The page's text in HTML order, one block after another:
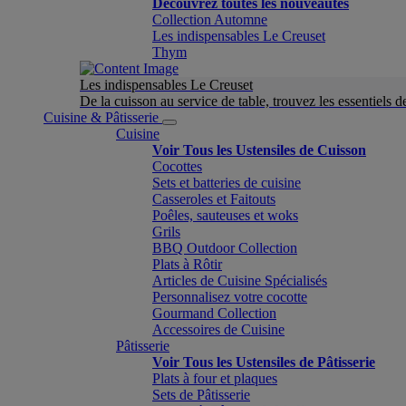
Découvrez toutes les nouveautés
Collection Automne
Les indispensables Le Creuset
Thym
Les indispensables Le Creuset
De la cuisson au service de table, trouvez les essentiels
Cuisine & Pâtisserie
Cuisine
Voir Tous les Ustensiles de Cuisson
Cocottes
Sets et batteries de cuisine
Casseroles et Faitouts
Poêles, sauteuses et woks
Grils
BBQ Outdoor Collection
Plats à Rôtir
Articles de Cuisine Spécialisés
Personnalisez votre cocotte
Gourmand Collection
Accessoires de Cuisine
Pâtisserie
Voir Tous les Ustensiles de Pâtisserie
Plats à four et plaques
Sets de Pâtisserie